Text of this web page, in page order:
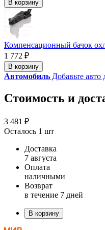
В корзину
Компенсационный бачок
1 772 ₽
В корзину
Автомобиль Добавьте авто
Стоимость и
3 481 ₽
Осталось 1 шт
Доставка
7 августа
Оплата
наличными
Возврат
в течение 7 дней
В корзину